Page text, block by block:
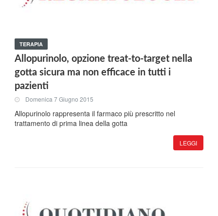
TERAPIA
Allopurinolo, opzione treat-to-target nella
gotta sicura ma non efficace in tutti i
pazienti
Domenica 7 Giugno 2015
Allopurinolo rappresenta il farmaco più prescritto nel
trattamento di prima linea della gotta
LEGGI